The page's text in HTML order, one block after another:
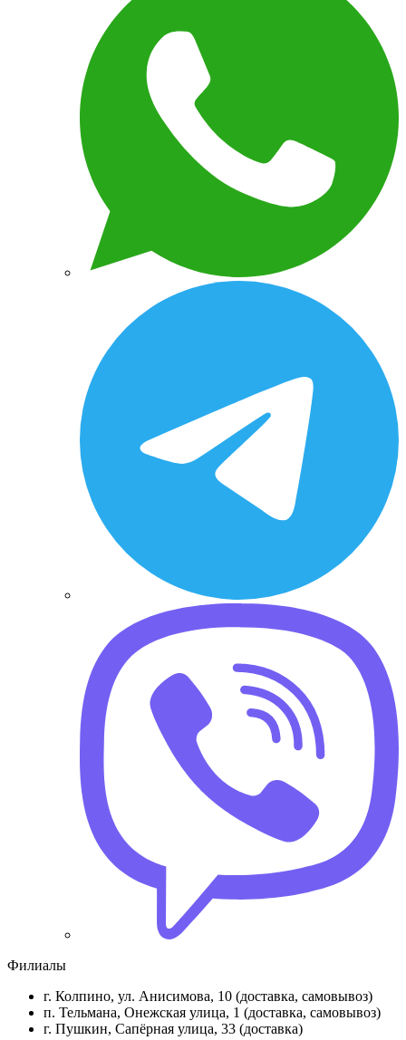
Филиалы
г. Колпино, ул. Анисимова, 10 (доставка, самовывоз)
п. Тельмана, Онежская улица, 1 (доставка, самовывоз)
г. Пушкин, Сапёрная улица, 33 (доставка)